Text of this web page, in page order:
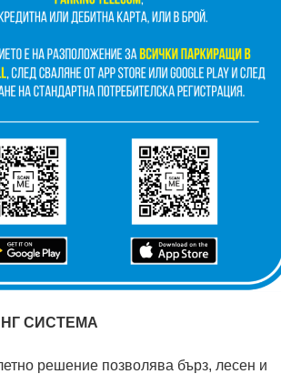
СИСТЕМА
решение позволява бърз, лесен и